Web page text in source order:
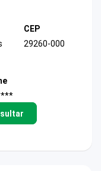
CEP
29260-000